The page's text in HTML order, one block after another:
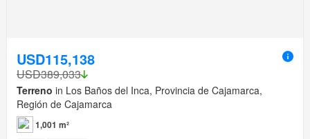
USD115,138
USD389,033
Terreno in Los Baños del Inca, Provincia de Cajamarca,
Región de Cajamarca
1,001 m²